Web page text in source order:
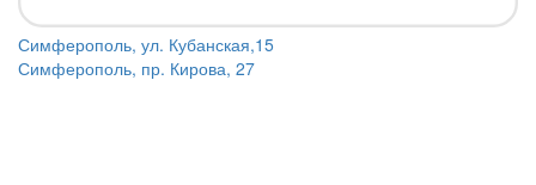
Симферополь, ул. Кубанская,15
Симферополь, пр. Кирова, 27